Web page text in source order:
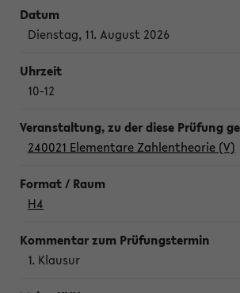
Dienstag, 11. August 2026
10-12
240021 Elementare Zahlentheorie (V)
H4
1. Klausur